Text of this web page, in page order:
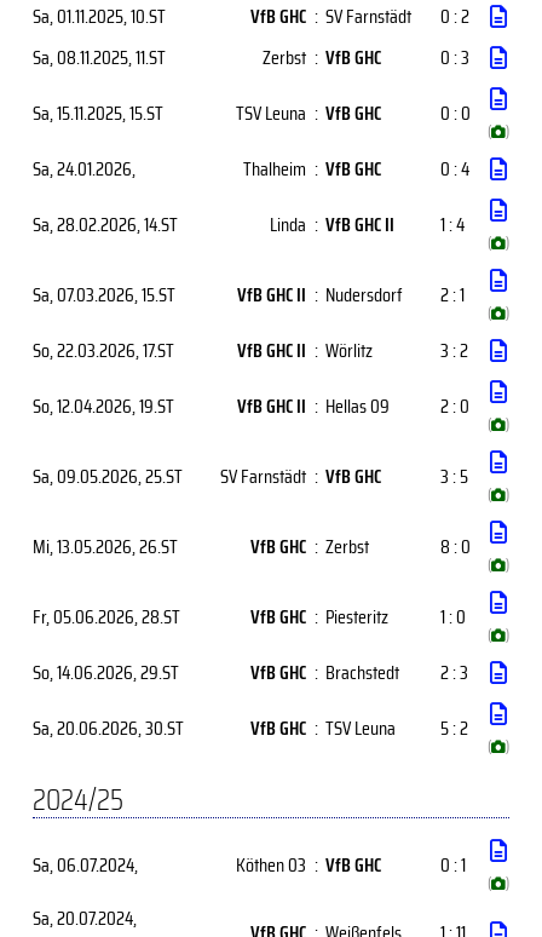
Sa, 01.11.2025, 10.ST VfB GHC : SV Farnstädt
0 : 2
Sa, 08.11.2025, 11.ST Zerbst : VfB GHC
0 : 3
Sa, 15.11.2025, 15.ST TSV Leuna : VfB GHC 0 : 0
( )
Sa, 24.01.2026, Thalheim : VfB GHC
0 : 4
Sa, 28.02.2026, 14.ST Linda : VfB GHC II 1 : 4
( )
Sa, 07.03.2026, 15.ST VfB GHC II : Nudersdorf 2 : 1
( )
So, 22.03.2026, 17.ST VfB GHC II : Wörlitz
3 : 2
So, 12.04.2026, 19.ST VfB GHC II : Hellas 09 2 : 0
( )
Sa, 09.05.2026, 25.ST SV Farnstädt : VfB GHC 3 : 5
( )
Mi, 13.05.2026, 26.ST VfB GHC : Zerbst 8 : 0
( )
Fr, 05.06.2026, 28.ST VfB GHC : Piesteritz 1 : 0
( )
So, 14.06.2026, 29.ST VfB GHC : Brachstedt
2 : 3
Sa, 20.06.2026, 30.ST VfB GHC : TSV Leuna 5 : 2
( )
2024/25
Sa, 06.07.2024, Köthen 03 : VfB GHC 0 : 1
( )
Sa, 20.07.2024,